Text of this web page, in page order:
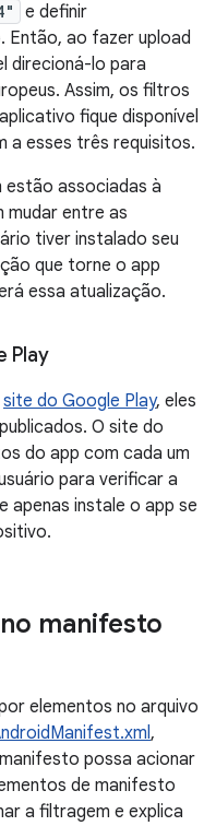
e definir
Então, ao fazer upload
direcioná-lo para
Assim, os filtros
fique disponível
a esses três requisitos.
associadas à
mudar entre as
tiver instalado seu
que torne o app
essa atualização.
Play
site do Google Play, eles
O site do
do app com cada um
para verificar a
apenas instale o app se
manifesto
elementos no arquivo
,
possa acionar
de manifesto
a filtragem e explica